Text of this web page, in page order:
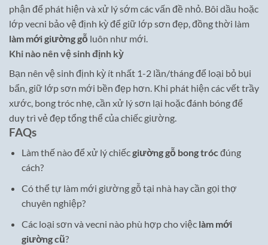
phận để phát hiện và xử lý sớm các vấn đề nhỏ. Bôi dầu hoặc
lớp vecni bảo vệ định kỳ để giữ lớp sơn đẹp, đồng thời làm
làm mới giường gỗ luôn như mới.
Khi nào nên vệ sinh định kỳ
Bạn nên vệ sinh định kỳ ít nhất 1-2 lần/tháng để loại bỏ bụi
bẩn, giữ lớp sơn mới bền đẹp hơn. Khi phát hiện các vết trầy
xước, bong tróc nhẹ, cần xử lý sơn lại hoặc đánh bóng để
duy trì vẻ đẹp tổng thể của chiếc giường.
FAQs
Làm thế nào để xử lý chiếcgiường gỗ bong trócđúng
cách?
Có thể tự làm mới giường gỗ tại nhà hay cần gọi thợ
chuyên nghiệp?
Các loại sơn và vecni nào phù hợp cho việc làm mới
giường cũ?